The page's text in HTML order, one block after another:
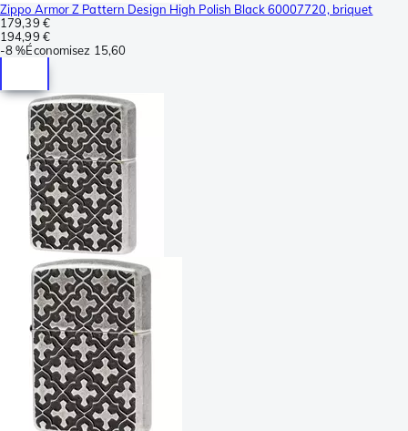
Zippo Armor Z Pattern Design High Polish Black 60007720, briquet
179,39 €
194,99 €
-8 %Économisez 15,60